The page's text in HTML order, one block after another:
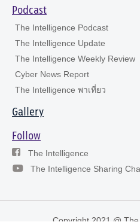
Podcast
The Intelligence Podcast
The Intelligence Update
The Intelligence Weekly Review
Cyber News Report
The Intelligence พาเที่ยว
Gallery
Follow
The Intelligence
The Intelligence Sharing
Copyright 2021 @